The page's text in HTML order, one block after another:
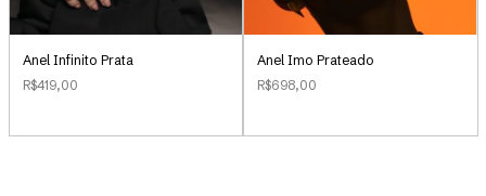
Anel Infinito Prata
R$419,00
Anel Imo Prateado
R$698,00